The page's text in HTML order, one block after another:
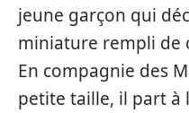
jeune garçon qui
miniature rempli de
En compagnie des
petite taille, il part à